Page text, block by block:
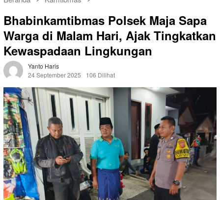
Bhabinkamtibmas Polsek Maja Sapa
Warga di Malam Hari, Ajak Tingkatkan
Kewaspadaan Lingkungan
Yanto Haris
24 September 2025
106 Dilihat